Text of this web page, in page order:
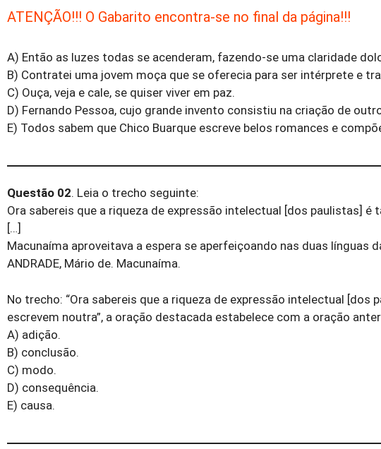
ATENÇÃO!!! O Gabarito encontra-se no final da página!!!
A) Então as luzes todas se acenderam, fazendo-se uma claridade
B) Contratei uma jovem moça que se oferecia para ser intérprete e
C) Ouça, veja e cale, se quiser viver em paz.
D) Fernando Pessoa, cujo grande invento consistiu na criação de
E) Todos sabem que Chico Buarque escreve belos romances e
Questão 02. Leia o trecho seguinte:
Ora sabereis que a riqueza de expressão intelectual [dos paulistas]
[…]
Macunaíma aproveitava a espera se aperfeiçoando nas duas línguas
ANDRADE, Mário de. Macunaíma.
No trecho: “Ora sabereis que a riqueza de expressão intelectual
escrevem noutra”, a oração destacada estabelece com a oração
A) adição.
B) conclusão.
C) modo.
D) consequência.
E) causa.